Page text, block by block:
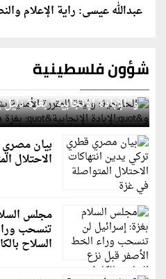
عبدالله عيسى: راية الإعلام
شؤون فلسطينية
الخارجية: وثيقة المقررة
و"الإبادة الإنجابية" بغزة
بيان مصري
الاحتلال
مجلس
تنسحب
السلاح